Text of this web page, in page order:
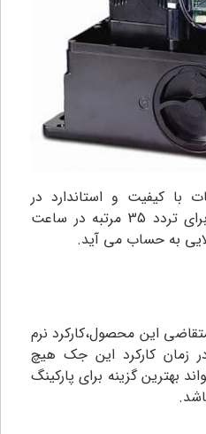
با کیفیت و استاندارد در
ساخت این محصول،از آن برای تردد 35 مرتبه در ساعت
به حساب می آید.
این محصول،کارکرد نرم
زمان کارکرد این جک هیچ
بهترین گزینه برای پارکینگ